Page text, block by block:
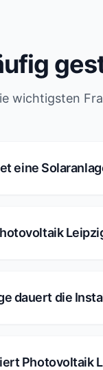
wichtigsten
eine
dauert die
Photovoltaik